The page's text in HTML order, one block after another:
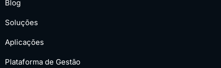
Blog
Soluções
Aplicações
Plataforma de Gestão